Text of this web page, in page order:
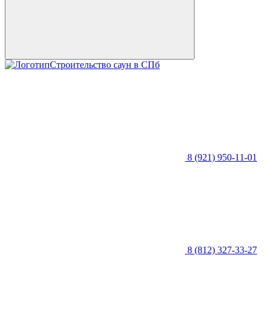
Строительство саун в СПб
8 (921) 950-11-01
8 (812) 327-33-27